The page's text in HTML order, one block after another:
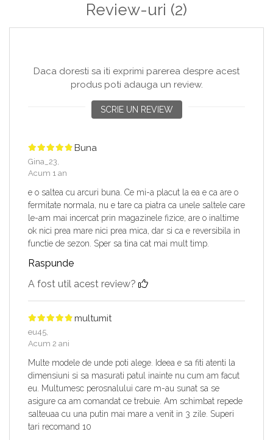
Review-uri (2)
Daca doresti sa iti exprimi parerea despre acest
produs poti adauga un review.
SCRIE UN REVIEW
Buna
Gina_23,
Acum 1 an
e o saltea cu arcuri buna. Ce mi-a placut la ea e ca are o
fermitate normala, nu e tare ca piatra ca unele saltele care
le-am mai incercat prin magazinele fizice, are o inaltime
ok nici prea mare nici prea mica, dar si ca e reversibila in
functie de sezon. Sper sa tina cat mai mult timp.
Raspunde
A fost util acest review?
multumit
eu45,
Acum 2 ani
Multe modele de unde poti alege. Ideea e sa fiti atenti la
dimensiuni si sa masurati patul inainte nu cum am facut
eu. Multumesc perosnalului care m-au sunat sa se
asigure ca am comandat ce trebuie. Am schimbat repede
salteuaa cu una putin mai mare a venit in 3 zile. Superi
tari recomand 10